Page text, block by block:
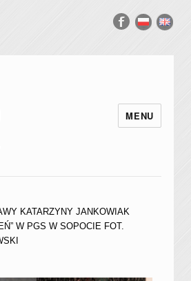
MENU
KATARZYNY JANKOWIAK
W PGS W SOPOCIE FOT.